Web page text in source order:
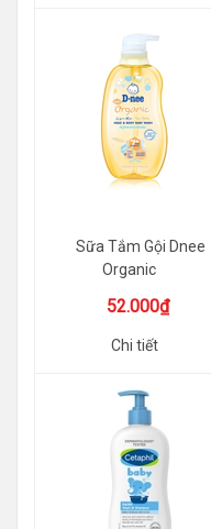
Sữa Tắm Gội Dnee
Organic
52.000₫
Chi tiết